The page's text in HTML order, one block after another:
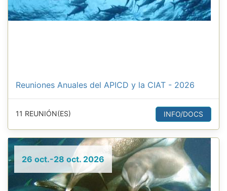
Reuniones Anuales del APICD y la CIAT - 2026
11 REUNIÓN(ES) INFO/DOCS
26 oct.-28 oct. 2026